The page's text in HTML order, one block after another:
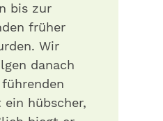
bis zur
früher
Wir
danach
hübscher,